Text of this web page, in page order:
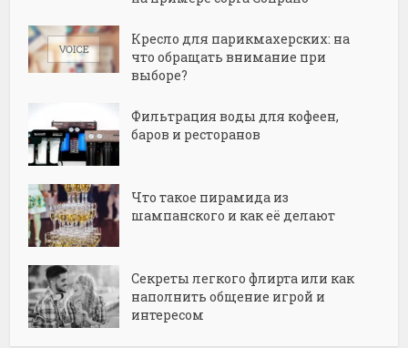
Кресло для парикмахерских: на
что обращать внимание при
выборе?
Фильтрация воды для кофеен,
баров и ресторанов
Что такое пирамида из
шампанского и как её делают
Секреты легкого флирта или как
наполнить общение игрой и
интересом